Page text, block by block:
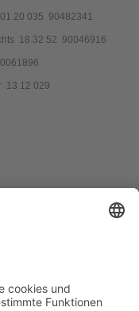
20 035 90482341
18 32 52 90046916
13 12 029